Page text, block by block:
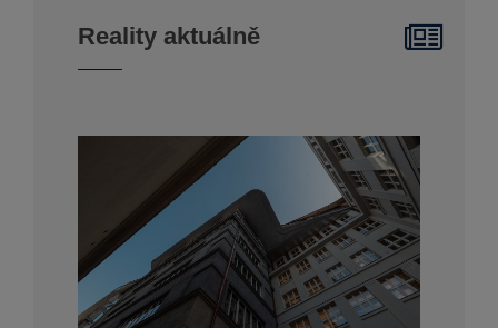
Reality aktuálně